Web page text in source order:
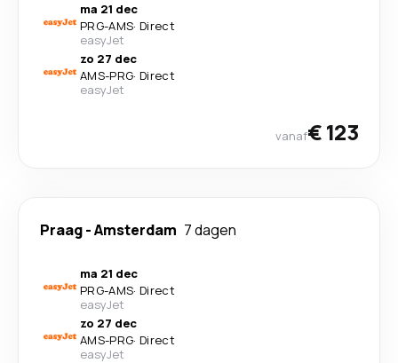
ma 21 dec
PRG-AMS· Direct
easyJet
zo 27 dec
AMS-PRG· Direct
easyJet
vanaf€ 123
Praag-Amsterdam 7 dagen
ma 21 dec
PRG-AMS· Direct
easyJet
zo 27 dec
AMS-PRG· Direct
easyJet